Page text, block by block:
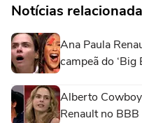
Notícias
Ana Paula
campeã do
Alberto
Renault no